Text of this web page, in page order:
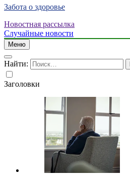
Забота о здоровье
Новостная рассылка
Случайные новости
Меню
Найти:
Заголовки